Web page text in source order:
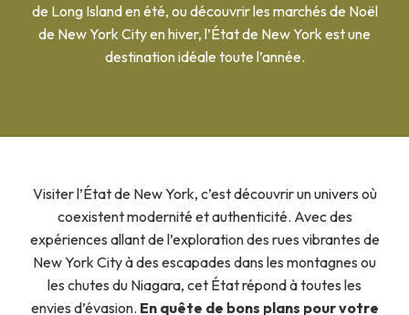
de Long Island en été, ou découvrir les marchés de Noël
de New York City en hiver, l’État de New York est une
destination idéale toute l’année.
Visiter l’État de New York, c’est découvrir un univers où
coexistent modernité et authenticité. Avec des
expériences allant de l’exploration des rues vibrantes de
New York City à des escapades dans les montagnes ou
les chutes du Niagara, cet État répond à toutes les
envies d’évasion. En quête de bons plans pour votre